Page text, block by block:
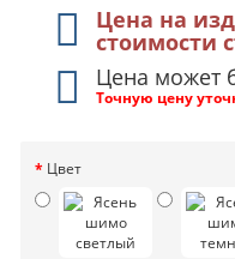
Цена на
стоимости
Цена может
Точную цену
Цвет